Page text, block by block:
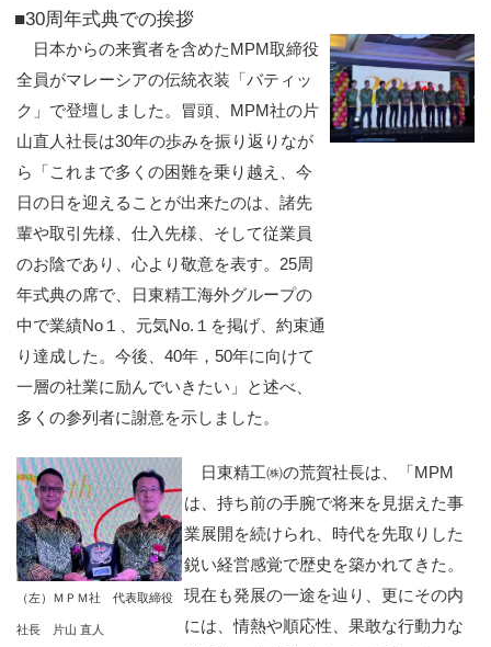
■30周年式典での挨拶
日本からの来賓者を含めたMPM取締役
全員がマレーシアの伝統衣装「バティッ
ク」で登壇しました。冒頭、MPM社の片
山直人社長は30年の歩みを振り返りなが
ら「これまで多くの困難を乗り越え、今
日の日を迎えることが出来たのは、諸先
輩や取引先様、仕入先様、そして従業員
のお陰であり、心より敬意を表す。25周
年式典の席で、日東精工海外グループの
中で業績No１、元気No.１を掲げ、約束通
り達成した。今後、40年，50年に向けて
一層の社業に励んでいきたい」と述べ、
多くの参列者に謝意を示しました。
（左）ＭＰＭ社 代表取締役
社長 片山 直人
日東精工㈱の荒賀社長は、「MPM
は、持ち前の手腕で将来を見据えた事
業展開を続けられ、時代を先取りした
鋭い経営感覚で歴史を築かれてきた。
現在も発展の一途を辿り、更にその内
には、情熱や順応性、果敢な行動力な